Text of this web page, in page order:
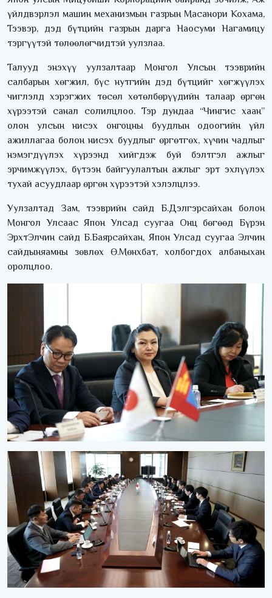
үйлдвэрлэл машин механизмын газрын Масанори Кохама,
Тээвэр, дэд бүтцийн газрын дарга Наосуми Нагамицу
тэргүүтэй төлөөлөгчидтэй уулзлаа.
Талууд энэхүү уулзалтаар Монгол Улсын тээврийн
салбарын хөгжил, бүс нутгийн дэд бүтцийг хөгжүүлэх
чиглэлд хэрэгжих төсөл хөтөлбөрүүдийн талаар өргөн
хүрээтэй санал солилцлоо. Тэр дундаа “Чингис хаан”
олон улсын нисэх онгоцны буудлын одоогийн үйл
ажиллагаа болон нисэх буудлыг өргөтгөх, хүчин чадлыг
нэмэгдүүлэх хүрээнд хийгдэж буй бэлтгэл ажлыг
эрчимжүүлэх, бүтээн байгуулалтын ажлыг эрт эхлүүлэх
тухай асуудлаар өргөн хүрээтэй хэлэлцлээ.
Уулзалтад Зам, тээврийн сайд Б.Дэлгэрсайхан болон
Монгол Улсаас Япон Улсад суугаа Онц бөгөөд Бүрэн
ЭрхтЭлчин сайд Б.Баярсайхан, Япон Улсад суугаа Элчин
сайдыняамны зөвлөх Ө.Мөнхбат, холбогдох албаныхан
оролцлоо.